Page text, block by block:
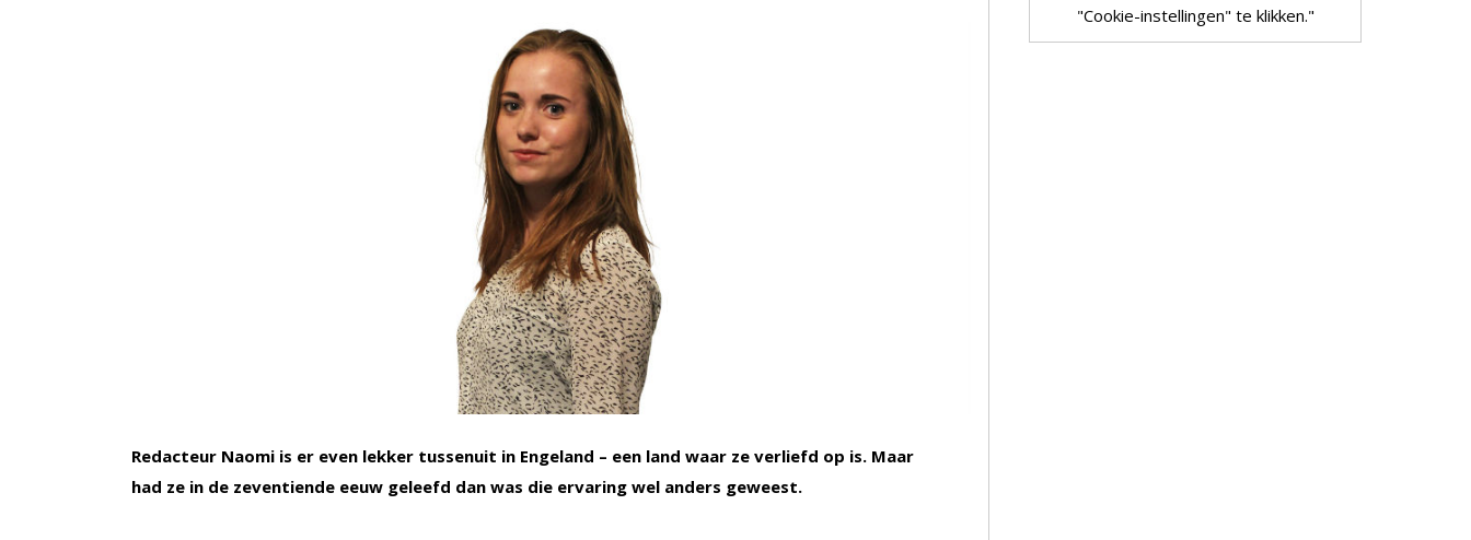
Redacteur Naomi is er even lekker tussenuit in Engeland – een land waar ze verliefd op is. Maar
had ze in de zeventiende eeuw geleefd dan was die ervaring wel anders geweest.
"Cookie-instellingen" te klikken."